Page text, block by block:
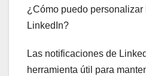
¿Cómo puedo
LinkedIn?
Las notificaciones de
herramienta útil para